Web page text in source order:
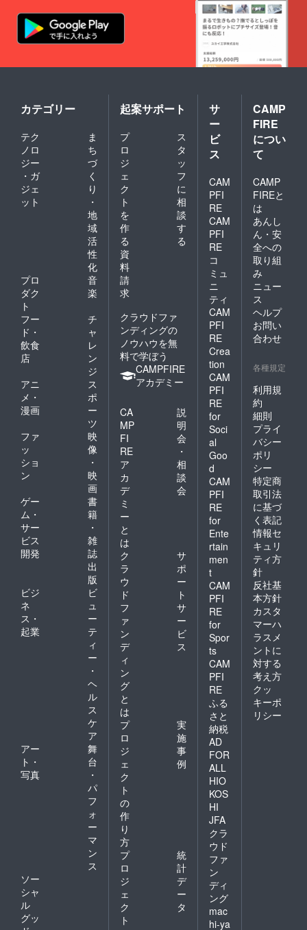
カテゴリー
テク
ノロ
ジー
・ガ
ジェ
ット
ま
ち
づ
く
り
・
地
域
活
性
化
プロ
ダク
ト
音
楽
フー
ド・
飲食
店
チ
ャ
レ
ン
ジ
アニ
メ・
漫画
ス
ポ
ー
ツ
ファ
ッ
ショ
ン
映
像
・
映
画
ゲー
ム・
サー
ビス
開発
書
籍
・
雑
誌
出
版
ビジ
ネ
ス・
起業
ビ
ュ
ー
テ
ィ
ー
・
ヘ
ル
ス
ケ
ア
アー
ト・
写真
舞
台
・
パ
フ
ォ
ー
マ
ン
ス
ソー
シャ
ル
グッ
起案サポート
プ
ロ
ジ
ェ
ク
ト
を
作
る
ス
タ
ッ
フ
に
相
談
す
る
資
料
請
求
クラウドファ
ンディングの
ノウハウを無
料で学ぼう
CAMPFIRE
アカデミー
CA
MP
FI
RE
ア
カ
デ
ミ
ー
と
は
説
明
会
・
相
談
会
ク
ラ
ウ
ド
フ
ァ
ン
デ
ィ
ン
グ
と
は
サ
ポ
ー
ト
サ
ー
ビ
ス
プ
ロ
ジ
ェ
ク
ト
の
作
り
方
実
施
事
例
プ
ロ
ジ
ェ
ク
ト
統
計
デ
ー
タ
サ
ー
ビ
ス
CAM
PFI
RE
CAM
PFI
RE
コ
ミュ
ニ
ティ
CAM
PFI
RE
Crea
tion
CAM
PFI
RE
for
Soci
al
Goo
d
CAM
PFI
RE
for
Ente
rtain
men
t
CAM
PFI
RE
for
Spor
ts
CAM
PFI
RE
ふる
さと
納税
AD
FOR
ALL
HIO
KOS
HI
JFA
クラ
ウド
ファ
ン
ディ
ング
mac
hi-ya
CAMP
FIRE
につい
て
CAMP
FIREと
は
あんし
ん・安
全への
取り組
み
ニュー
ス
ヘルプ
お問い
合わせ
各種規定
利用規
約
細則
プライ
バシー
ポリ
シー
特定商
取引法
に基づ
く表記
情報セ
キュリ
ティ方
針
反社基
本方針
カスタ
マーハ
ラスメ
ントに
対する
考え方
クッ
キーポ
リシー